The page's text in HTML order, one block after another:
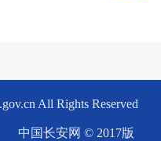
All Rights Reserved
中国长安网 © 2017版